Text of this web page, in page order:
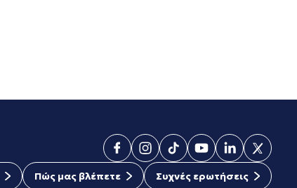
Πώς μας βλέπετε Συχνές ερωτήσεις